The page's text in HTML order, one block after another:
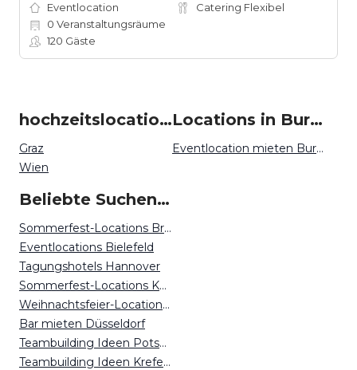
Eventlocation
Catering Flexibel
0 Veranstaltungsräume
120 Gäste
hochzeitslocation um Burgenland
Graz
Wien
Locations in Burgenland mieten
Eventlocation mieten Burgenland
Beliebte Suchen auf Event Inc
Sommerfest-Locations Bremen
Eventlocations Bielefeld
Tagungshotels Hannover
Sommerfest-Locations Köln
Weihnachtsfeier-Locations Hamburg
Bar mieten Düsseldorf
Teambuilding Ideen Potsdam
Teambuilding Ideen Krefeld